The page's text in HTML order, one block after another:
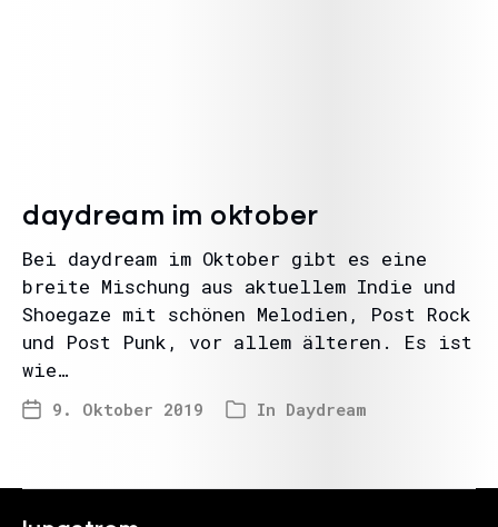
daydream im oktober
Bei daydream im Oktober gibt es eine
breite Mischung aus aktuellem Indie und
Shoegaze mit schönen Melodien, Post Rock
und Post Punk, vor allem älteren. Es ist
wie…
9. Oktober 2019 In Daydream